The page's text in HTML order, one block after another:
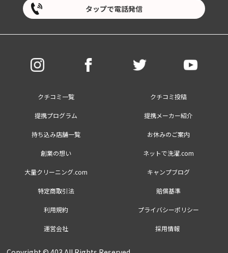
タップで電話発信
クチコミ一覧 クチコミ投稿
提携プログラム 提携メーカー紹介
持ち込み店舗一覧 お休みのご案内
創業の想い ネットで洗濯.com
大量クリーニング.com キャンプブログ
特定商取引法 賠償基準
利用規約 プライバシーポリシー
運営会社 採用情報